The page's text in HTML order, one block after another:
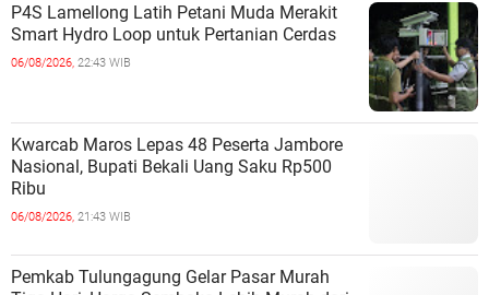
P4S Lamellong Latih Petani Muda Merakit
Smart Hydro Loop untuk Pertanian Cerdas
06/08/2026, 22:43 WIB
Kwarcab Maros Lepas 48 Peserta Jambore
Nasional, Bupati Bekali Uang Saku Rp500
Ribu
06/08/2026, 21:43 WIB
Pemkab Tulungagung Gelar Pasar Murah